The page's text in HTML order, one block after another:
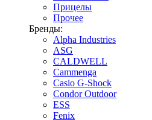
Прицелы
Прочее
Бренды:
Alpha Industries
ASG
CALDWELL
Cammenga
Casio G-Shock
Condor Outdoor
ESS
Fenix